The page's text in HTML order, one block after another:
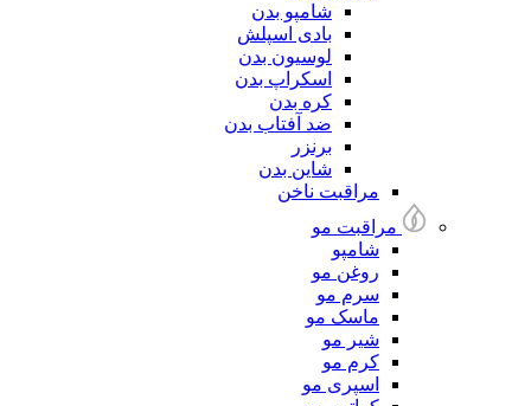
شامپو بدن
بادی اسپلش
لوسیون بدن
اسکراپ بدن
کره بدن
ضد آفتاب بدن
برنزر
شاین بدن
مراقبت ناخن
مراقبت مو
شامپو
روغن مو
سرم مو
ماسک مو
شیر مو
کرم مو
اسپری مو